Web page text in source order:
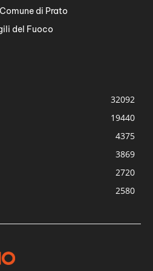
Comune di Prato
del Fuoco
32092
19440
4375
3869
2720
2580